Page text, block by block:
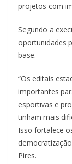
projetos com
Segundo a
oportunidades
base.
“Os editais
importantes
esportivas e
tinham mais
Isso fortalece
Pires.